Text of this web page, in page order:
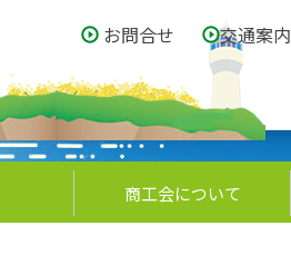
交通案内
お問合せ
商工会について